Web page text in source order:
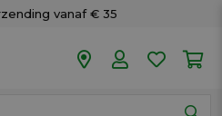
vanaf € 35
50 winkels